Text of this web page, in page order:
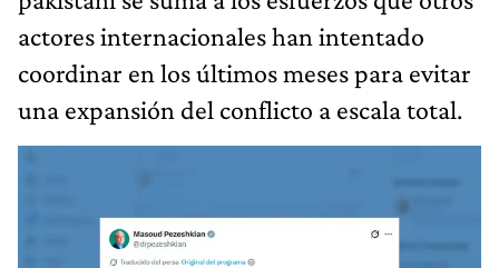
actores internacionales han intentado
coordinar en los últimos meses para evitar
una expansión del conflicto a escala total.